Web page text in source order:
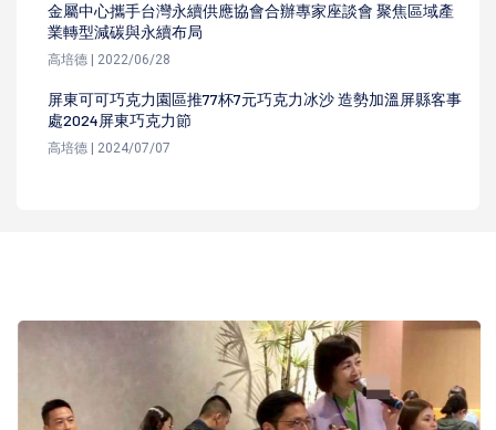
金屬中心攜手台灣永續供應協會合辦專家座談會 聚焦區域產
業轉型減碳與永續布局
高培德 | 2022/06/28
屏東可可巧克力園區推77杯7元巧克力冰沙 造勢加溫屏縣客事
處2024屏東巧克力節
高培德 | 2024/07/07